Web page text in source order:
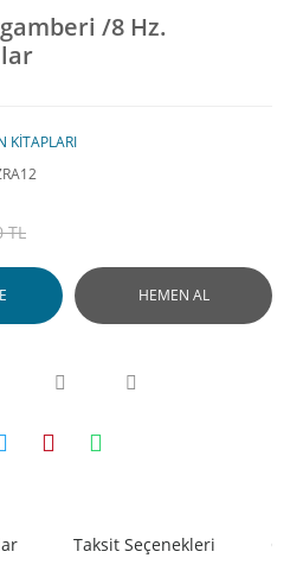
/8 Hz.
KİTAPLARI
TL
HEMEN AL
Taksit Seçenekleri